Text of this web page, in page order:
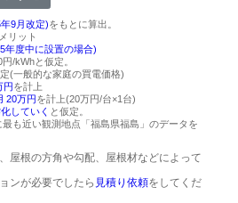
9月改定)をもとに算出。
リット
年度中に設置の場合)
/kWhと仮定。
(一般的な家庭の買電価格)
円を計上
20万円を計上(20万円/台×1台)
していく と仮定。
最も近い観測地点「福島県福島」のデータを
屋根の方角や勾配、屋根材などによって
ンが必要でしたら 見積り依頼をしてくだ